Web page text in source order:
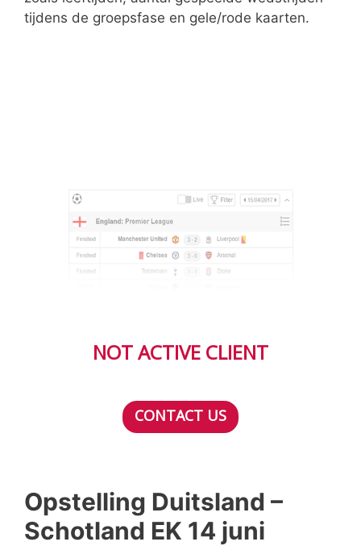
tijdens de groepsfase en gele/rode kaarten.
NOT ACTIVE CLIENT
CONTACT US
Opstelling Duitsland –
Schotland EK 14 juni